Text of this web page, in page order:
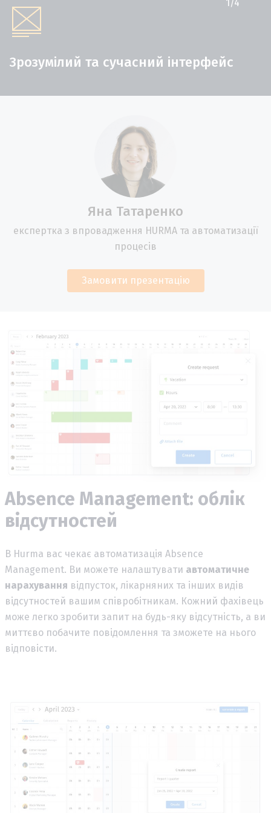
Зрозумілий та сучасний інтерфейс
1 /4
Яна Татаренко
експертка з впровадження HURMA та автоматизації
процесів
Замовити презентацію
Absence Management: облік
відсутностей
В Hurma вас чекає автоматизація Absence
Management. Ви можете налаштувати автоматичне
нарахування відпусток, лікарняних та інших видів
відсутностей вашим співробітникам. Кожний фахівець
може легко зробити запит на будь-яку відсутність, а ви
миттєво побачите повідомлення та зможете на нього
відповісти.